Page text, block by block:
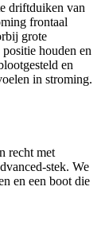
driftduiken van
frontaal
grote
houden en
en
in stroming.
recht met
stek. We
en een boot die